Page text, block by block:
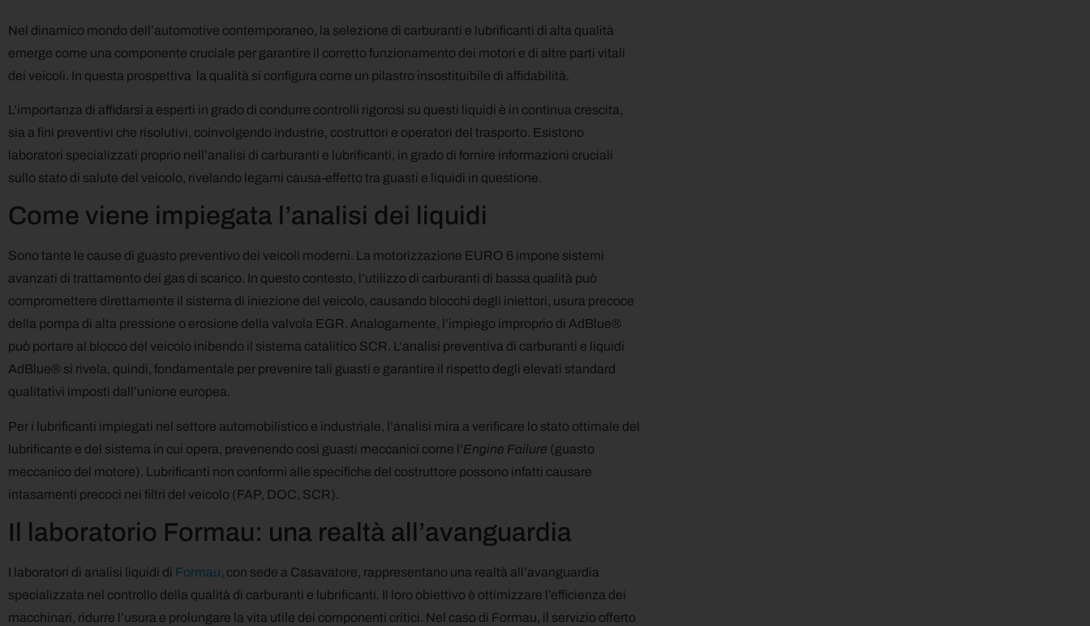
Nel dinamico mondo dell’automotive contemporaneo, la selezione di carburanti e lubrificanti di alta qualità
emerge come una componente cruciale per garantire il corretto funzionamento dei motori e di altre parti vitali
dei veicoli. In questa prospettiva la qualità si configura come un pilastro insostituibile di affidabilità.
L’importanza di affidarsi a esperti in grado di condurre controlli rigorosi su questi liquidi è in continua crescita,
sia a fini preventivi che risolutivi, coinvolgendo industrie, costruttori e operatori del trasporto. Esistono
laboratori specializzati proprio nell’analisi di carburanti e lubrificanti, in grado di fornire informazioni cruciali
sullo stato di salute del veicolo, rivelando legami causa-effetto tra guasti e liquidi in questione.
Come viene impiegata l’analisi dei liquidi
Sono tante le cause di guasto preventivo dei veicoli moderni. La motorizzazione EURO 6 impone sistemi
avanzati di trattamento dei gas di scarico. In questo contesto, l’utilizzo di carburanti di bassa qualità può
compromettere direttamente il sistema di iniezione del veicolo, causando blocchi degli iniettori, usura precoce
della pompa di alta pressione o erosione della valvola EGR. Analogamente, l’impiego improprio di AdBlue®
può portare al blocco del veicolo inibendo il sistema catalitico SCR. L’analisi preventiva di carburanti e liquidi
AdBlue® si rivela, quindi, fondamentale per prevenire tali guasti e garantire il rispetto degli elevati standard
qualitativi imposti dall’unione europea.
Per i lubrificanti impiegati nel settore automobilistico e industriale, l’analisi mira a verificare lo stato ottimale del
lubrificante e del sistema in cui opera, prevenendo così guasti meccanici come l’Engine Failure (guasto
meccanico del motore). Lubrificanti non conformi alle specifiche del costruttore possono infatti causare
intasamenti precoci nei filtri del veicolo (FAP, DOC, SCR).
Il laboratorio Formau: una realtà all’avanguardia
I laboratori di analisi liquidi di Formau, con sede a Casavatore, rappresentano una realtà all’avanguardia
specializzata nel controllo della qualità di carburanti e lubrificanti. Il loro obiettivo è ottimizzare l’efficienza dei
macchinari, ridurre l’usura e prolungare la vita utile dei componenti critici. Nel caso di Formau, il servizio offerto